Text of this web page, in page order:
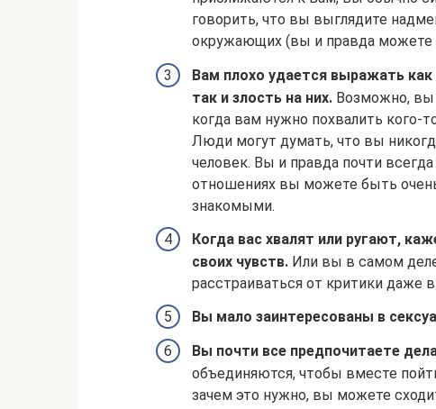
говорить, что вы выглядите
окружающих (вы и правда можете
Вам плохо удается выражать
так и злость на них. Возможно, вы
когда вам нужно похвалить кого-
Люди могут думать, что вы
человек. Вы и правда почти
отношениях вы можете быть
знакомыми.
Когда вас хвалят или ругают,
своих чувств. Или вы в самом
расстраиваться от критики даже
Вы мало заинтересованы в
Вы почти все предпочитаете
объединяются, чтобы вместе
зачем это нужно, вы можете